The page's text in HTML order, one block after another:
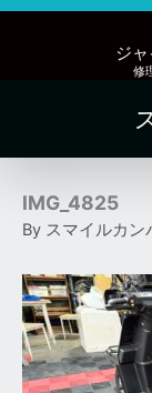
内
ッ
ジ
修
IMG_4825
By スマイルカン